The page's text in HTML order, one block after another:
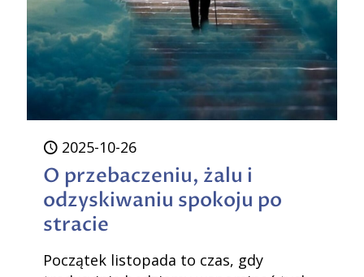
2025-10-26
O przebaczeniu, żalu i
odzyskiwaniu spokoju po
stracie
Początek listopada to czas, gdy